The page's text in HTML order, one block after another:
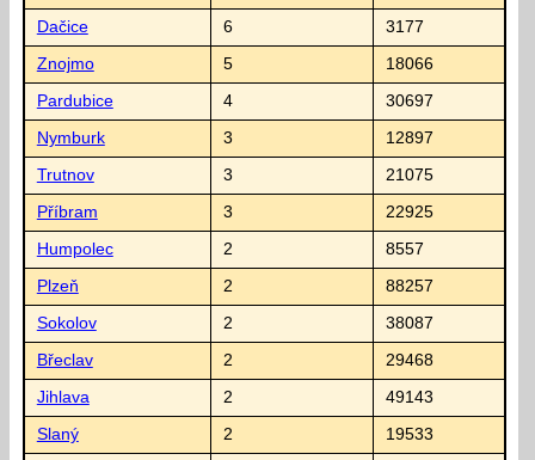
Dačice 6 3177
Znojmo 5 18066
Pardubice 4 30697
Nymburk 3 12897
Trutnov 3 21075
Příbram 3 22925
Humpolec 2 8557
Plzeň 2 88257
Sokolov 2 38087
Břeclav 2 29468
Jihlava 2 49143
Slaný 2 19533